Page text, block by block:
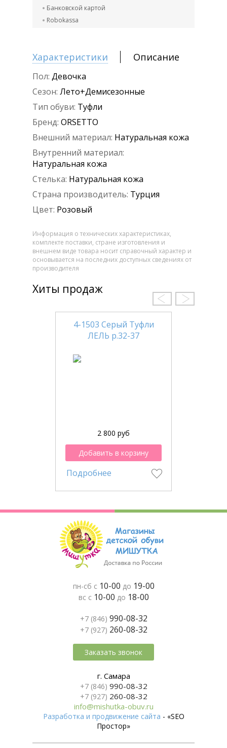
Банковской картой
Robokassa
Характеристики Описание
Пол: Девочка
Сезон: Лето+Демисезонные
Тип обуви: Туфли
Бренд: ORSETTO
Внешний материал: Натуральная кожа
Внутренний материал:
Натуральная кожа
Стелька: Натуральная кожа
Страна производитель: Турция
Цвет: Розовый
Информация о технических характеристиках,
комплекте поставки, стране изготовления и
внешнем виде товара носит справочный характер и
основывается на последних доступных сведениях от
производителя
Хиты продаж
4-1503 Серый Туфли
ЛЕЛЬ р.32-37
2 800 руб
Добавить в корзину
Подробнее
пн-сб с 10-00 до 19-00
вс с 10-00 до 18-00
+7 (846) 990-08-32
+7 (927) 260-08-32
Заказать звонок
г. Самара
+7 (846) 990-08-32
+7 (927) 260-08-32
info@mishutka-obuv.ru
Разработка и продвижение сайта - «SEO
Простор»